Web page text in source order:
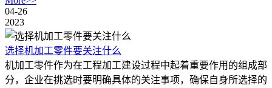
04-26
2023
选择机加工零件要关注什么
机加工零件作为在工程加工建设过程中起着重要作用的组成部
分，企业在挑选时要明确具体的关注事项，确保自身所选择的